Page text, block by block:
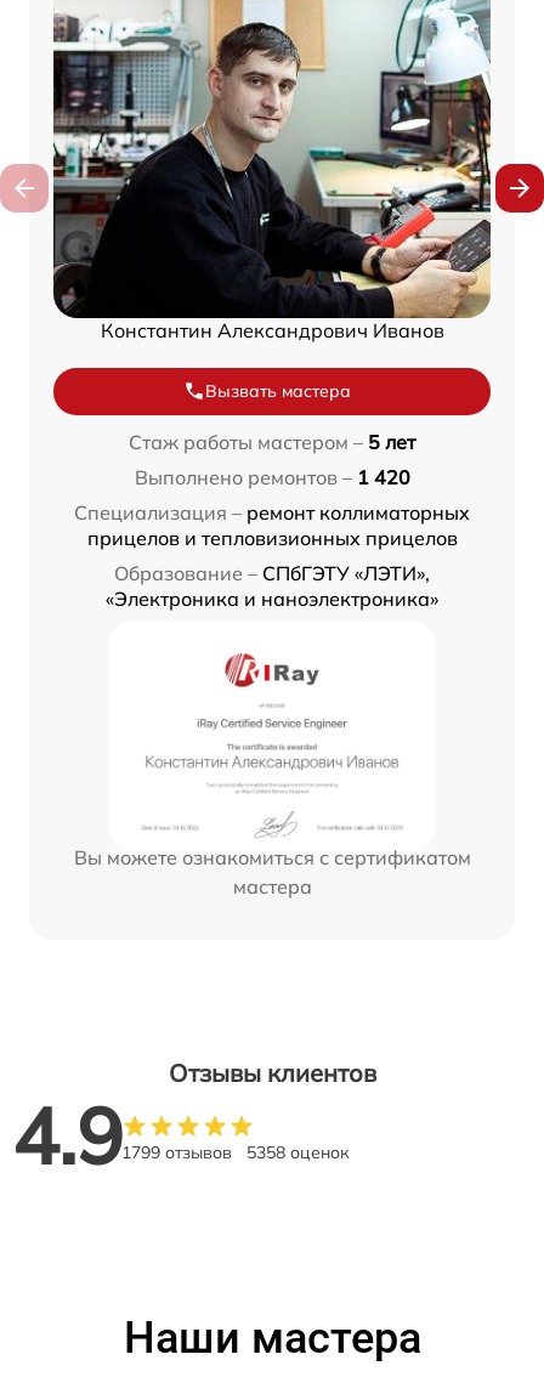
Константин Александрович Иванов
Вызвать мастера
Стаж работы мастером – 5 лет
Выполнено ремонтов – 1 420
Специализация – ремонт коллиматорных
прицелов и тепловизионных прицелов
Образование – СПбГЭТУ «ЛЭТИ»,
«Электроника и наноэлектроника»
Вы можете ознакомиться с сертификатом
мастера
Отзывы клиентов
4.91799 отзывов 5358 оценок
Наши мастера